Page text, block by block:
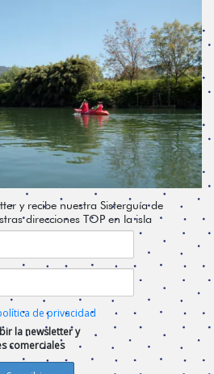
y recibe nuestra Sisterguía de
direcciones TOP en la isla
de privacidad
la newsletter y
comerciales